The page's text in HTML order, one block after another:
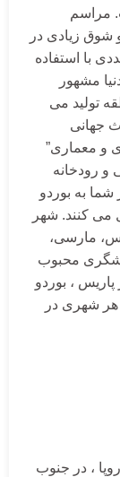
زیادی در
استفاده
مشهور
می
رودخانه
به بوردو
کنند. شهر
مارسی،
محبوب
، بوردو
شهری در
، در جنوب